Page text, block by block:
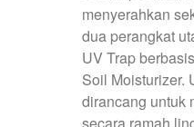
menyerahkan
dua perangkat
UV Trap
Soil Moisturizer.
dirancang untuk